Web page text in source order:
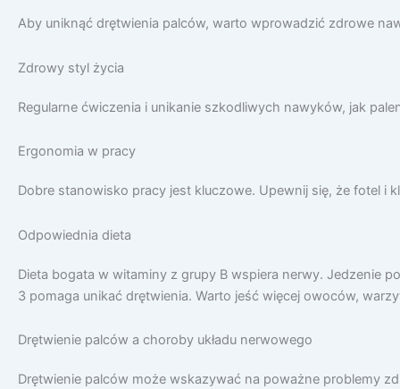
Aby uniknąć drętwienia palców, warto wprowadzić zdrowe
Zdrowy styl życia
Regularne ćwiczenia i unikanie szkodliwych nawyków, jak
Ergonomia w pracy
Dobre stanowisko pracy jest kluczowe. Upewnij się, że fotel i
Odpowiednia dieta
Dieta bogata w witaminy z grupy B wspiera nerwy. Jedzenie
3 pomaga unikać drętwienia. Warto jeść więcej owoców,
Drętwienie palców a choroby układu nerwowego
Drętwienie palców może wskazywać na poważne problemy